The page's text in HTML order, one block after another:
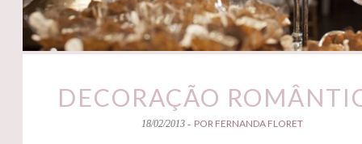
DECORAÇÃO
18/02/2013 - POR FERNANDA FLORET